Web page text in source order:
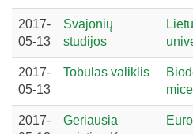
2017-
05-13
Svajonių
studijos
2017-
05-13
Tobulas valiklis
2017-
Geriausia